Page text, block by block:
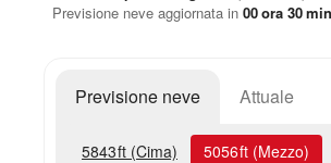
Previsione neve aggiornata in 00ora 30min
Previsione neve Attuale
5843ft (Cima) 5056ft (Mezzo)